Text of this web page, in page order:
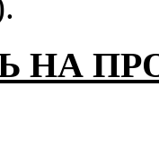
НА